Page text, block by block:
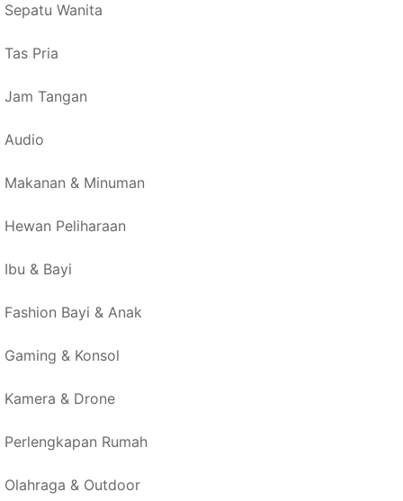
Sepatu Wanita
Tas Pria
Jam Tangan
Audio
Makanan & Minuman
Hewan Peliharaan
Ibu & Bayi
Fashion Bayi & Anak
Gaming & Konsol
Kamera & Drone
Perlengkapan Rumah
Olahraga & Outdoor